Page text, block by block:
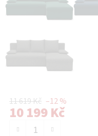
11 619 Kč –12 %
10 199 Kč